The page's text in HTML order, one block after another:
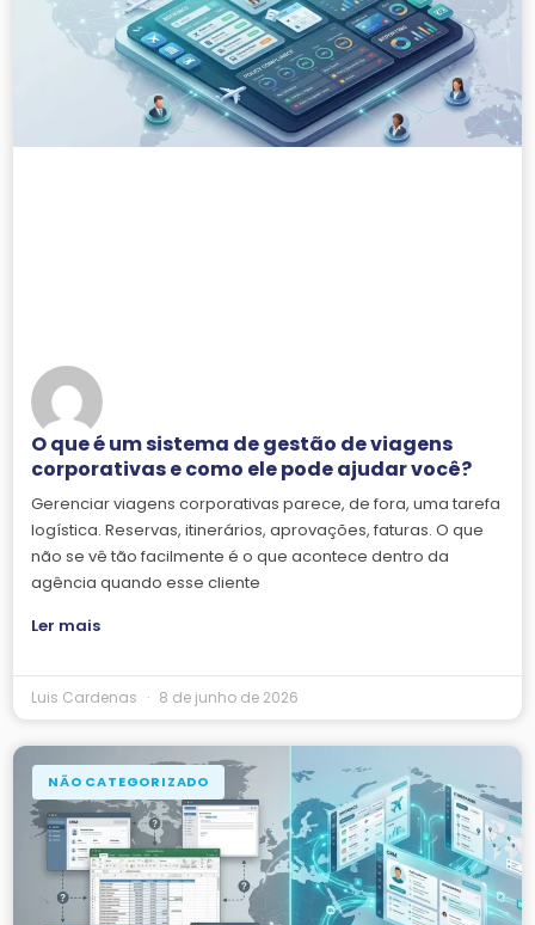
O que é um sistema de gestão de viagens
corporativas e como ele pode ajudar você?
Gerenciar viagens corporativas parece, de fora, uma tarefa
logística. Reservas, itinerários, aprovações, faturas. O que
não se vê tão facilmente é o que acontece dentro da
agência quando esse cliente
Ler mais
Luis Cardenas 8 de junho de 2026
NÃO CATEGORIZADO